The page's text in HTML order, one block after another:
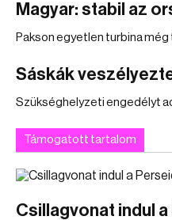
Magyar: stabil az
Pakson egyetlen turbina
Sáskák
Szükséghelyzeti engedélyt
Támogatott tartalom
Csillagvonat indul